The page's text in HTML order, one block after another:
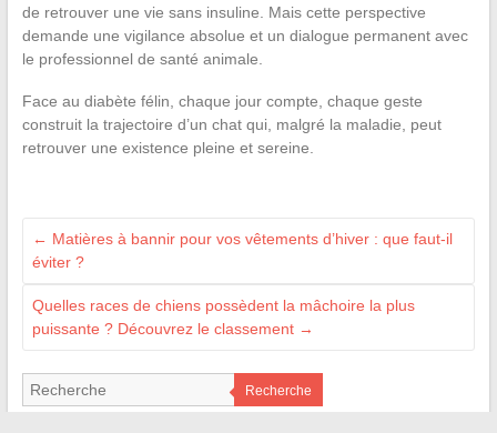
de retrouver une vie sans insuline. Mais cette perspective
demande une vigilance absolue et un dialogue permanent avec
le professionnel de santé animale.
Face au diabète félin, chaque jour compte, chaque geste
construit la trajectoire d’un chat qui, malgré la maladie, peut
retrouver une existence pleine et sereine.
← Matières à bannir pour vos vêtements d’hiver : que faut-il
éviter ?
Quelles races de chiens possèdent la mâchoire la plus
puissante ? Découvrez le classement →
Recherche